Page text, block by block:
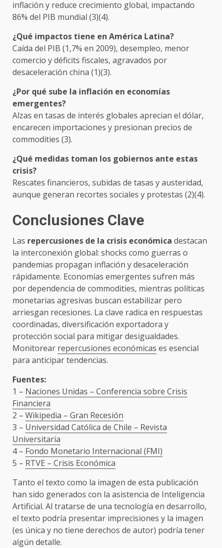
inflación y reduce crecimiento global, impactando
86% del PIB mundial (3)(4).
¿Qué impactos tiene en América Latina?
Caída del PIB (1,7% en 2009), desempleo, menor
comercio y déficits fiscales, agravados por
desaceleración china (1)(3).
¿Por qué sube la inflación en economías
emergentes?
Alzas en tasas de interés globales aprecian el dólar,
encarecen importaciones y presionan precios de
commodities (3).
¿Qué medidas toman los gobiernos ante estas
crisis?
Rescates financieros, subidas de tasas y austeridad,
aunque generan recortes sociales y protestas (2)(4).
Conclusiones Clave
Las repercusiones de la crisis económica destacan
la interconexión global: shocks como guerras o
pandemias propagan inflación y desaceleración
rápidamente. Economías emergentes sufren más
por dependencia de commodities, mientras políticas
monetarias agresivas buscan estabilizar pero
arriesgan recesiones. La clave radica en respuestas
coordinadas, diversificación exportadora y
protección social para mitigar desigualdades.
Monitorear repercusiones económicas es esencial
para anticipar tendencias.
Fuentes:
1 – Naciones Unidas – Conferencia sobre Crisis
Financiera
2 – Wikipedia – Gran Recesión
3 – Universidad Católica de Chile – Revista
Universitaria
4 – Fondo Monetario Internacional (FMI)
5 – RTVE – Crisis Económica
Tanto el texto como la imagen de esta publicación
han sido generados con la asistencia de Inteligencia
Artificial. Al tratarse de una tecnología en desarrollo,
el texto podría presentar imprecisiones y la imagen
(es única y no tiene derechos de autor) podría tener
algún detalle.